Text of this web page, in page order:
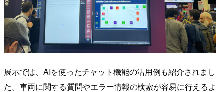
展示では、AIを使ったチャット機能の活用例も紹介されまし
た。車両に関する質問やエラー情報の検索が容易に行えるよ